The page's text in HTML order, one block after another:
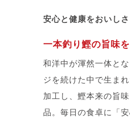
安心と健康をおいしさ
一本釣り鰹の旨味
和洋中が渾然一体と
ジを続けた中で生ま
加工し、鰹本来の旨
品。毎日の食卓に「